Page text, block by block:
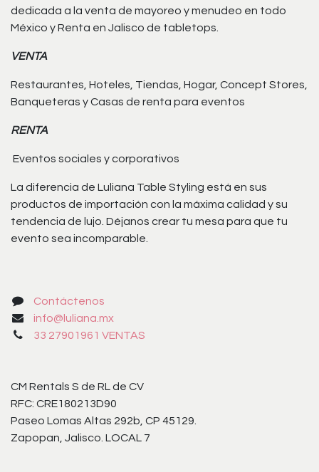
dedicada a la venta de mayoreo y menudeo en todo
México y Renta en Jalisco de tabletops.
VENTA
Restaurantes, Hoteles, Tiendas, Hogar, Concept Stores,
Banqueteras y Casas de renta para eventos
RENTA
Eventos sociales y corporativos
La diferencia de Luliana Table Styling está en sus
productos de importación con la máxima calidad y su
tendencia de lujo. Déjanos crear tu mesa para que tu
evento sea incomparable.
Contáctenos
info@luliana.mx
33 27901961 VENTAS
CM Rentals S de RL de CV
RFC: CRE180213D90
Paseo Lomas Altas 292b, CP 45129.
Zapopan, Jalisco. LOCAL 7